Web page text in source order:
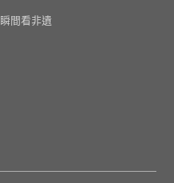
瞬間看非遺